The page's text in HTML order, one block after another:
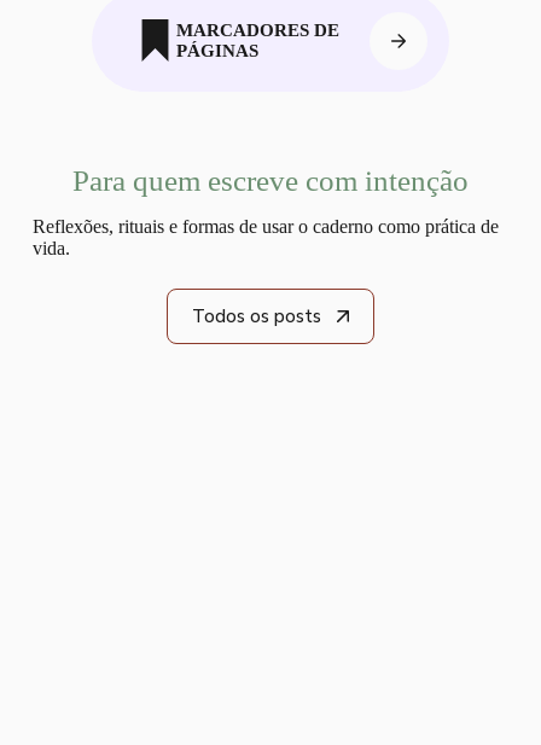
MARCADORES DE
PÁGINAS
Para quem escreve com intenção
Reflexões, rituais e formas de usar o caderno como prática de
vida.
Todos os posts